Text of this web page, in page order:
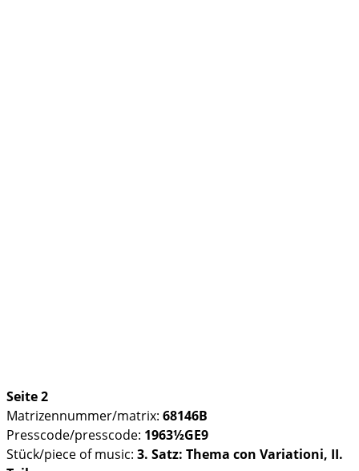
Seite 2
Matrizennummer/matrix: 68146B
Presscode/presscode: 1963½GE9
Stück/piece of music: 3. Satz: Thema con Variationi, II.